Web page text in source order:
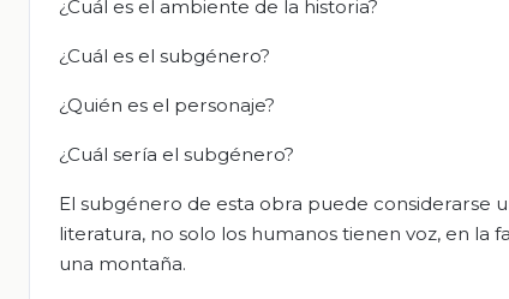
¿Cuál es el ambiente de la historia?
¿Cuál es el subgénero?
¿Quién es el personaje?
¿Cuál sería el subgénero?
El subgénero de esta obra puede considerarse
literatura, no solo los humanos tienen voz, en
una montaña.